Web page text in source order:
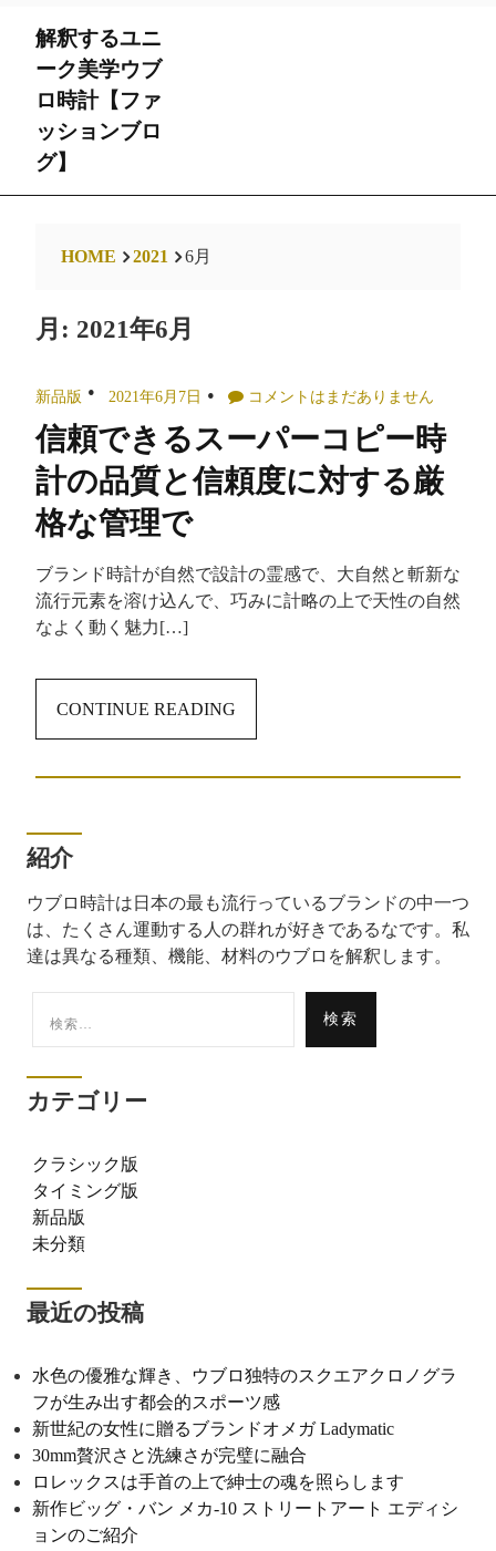
content
解釈するユニ
ーク美学ウブ
ロ時計【ファ
ッションブロ
グ】
HOME 2021 6月
月: 2021年6月
新品版 2021年6月7日 コメントはまだありません
信頼できるスーパーコピー時
計の品質と信頼度に対する厳
格な管理で
ブランド時計が自然で設計の霊感で、大自然と斬新な
流行元素を溶け込んで、巧みに計略の上で天性の自然
なよく動く魅力[…]
CONTINUE READING
紹介
ウブロ時計は日本の最も流行っているブランドの中一つ
は、たくさん運動する人の群れが好きであるなです。私
達は異なる種類、機能、材料のウブロを解釈します。
索:
カテゴリー
クラシック版
タイミング版
新品版
未分類
最近の投稿
水色の優雅な輝き、ウブロ独特のスクエアクロノグラ
フが生み出す都会的スポーツ感
新世紀の女性に贈るブランドオメガ Ladymatic
30mm贅沢さと洗練さが完璧に融合
ロレックスは手首の上で紳士の魂を照らします
新作ビッグ・バン メカ-10 ストリートアート エディシ
ョンのご紹介